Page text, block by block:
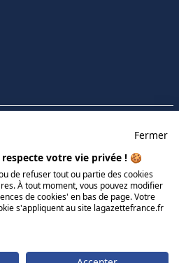
Fermer
respecte votre vie privée ! 🍪
de refuser tout ou partie des cookies
À tout moment, vous pouvez modifier
de cookies' en bas de page. Votre
s'appliquent au site lagazettefrance.fr